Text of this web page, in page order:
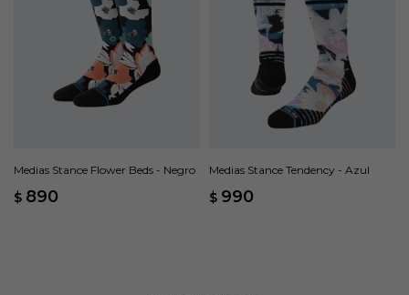
Medias Stance Flower Beds - Negro
$ 890
Medias Stance Tendency - Azul
$ 990